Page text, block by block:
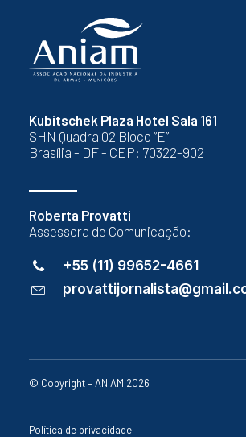
Kubitschek Plaza Hotel Sala 161
SHN Quadra 02 Bloco “E”
Brasília - DF - CEP: 70322-902
Roberta Provatti
Assessora de Comunicação:
+55 (11) 99652-4661
© Copyright – ANIAM 2026
Política de privacidade